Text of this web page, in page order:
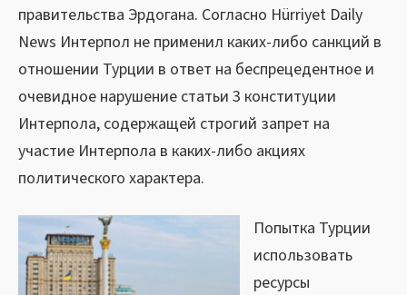
правительства Эрдогана. Согласно Hürriyet Daily
News Интерпол не применил каких-либо санкций в
отношении Турции в ответ на беспрецедентное и
очевидное нарушение статьи 3 конституции
Интерпола, содержащей строгий запрет на
участие Интерпола в каких-либо акциях
политического характера.
Попытка Турции
использовать
ресурсы